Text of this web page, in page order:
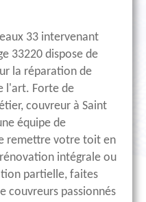
33 intervenant
33220 dispose de
la réparation de
l'art. Forte de
couvreur à Saint
équipe de
remettre votre toit en
intégrale ou
partielle, faites
couvreurs passionnés